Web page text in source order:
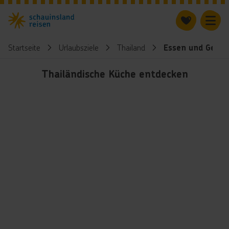
Startseite Urlaubsziele Thailand Essen und
Thailändische Küche entdecken